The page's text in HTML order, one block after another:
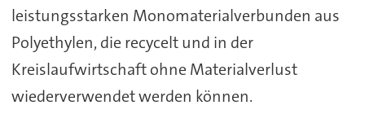
leistungsstarken Monomaterialverbunden aus
Polyethylen, die recycelt und in der
Kreislaufwirtschaft ohne Materialverlust
wiederverwendet werden können.